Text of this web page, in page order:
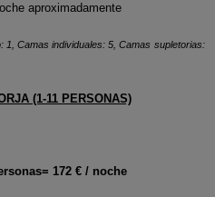
aproximadamente
1, Camas individuales: 5, Camas supletorias:
(1-11 PERSONAS)
172 € / noche